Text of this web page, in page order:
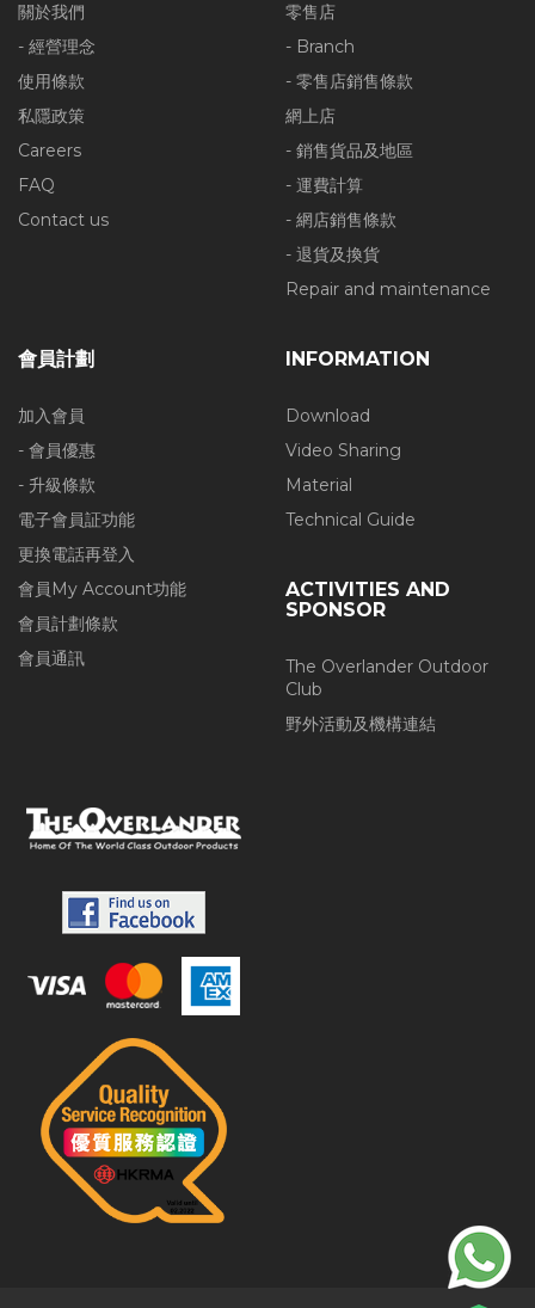
關於我們
- 經營理念
使用條款
私隱政策
Careers
FAQ
Contact us
零售店
- Branch
- 零售店銷售條款
網上店
- 銷售貨品及地區
- 運費計算
- 網店銷售條款
- 退貨及換貨
Repair and maintenance
會員計劃
加入會員
- 會員優惠
- 升級條款
電子會員証功能
更換電話再登入
會員My Account功能
會員計劃條款
會員通訊
INFORMATION
Download
Video Sharing
Material
Technical Guide
ACTIVITIES AND
SPONSOR
The Overlander Outdoor
Club
野外活動及機構連結